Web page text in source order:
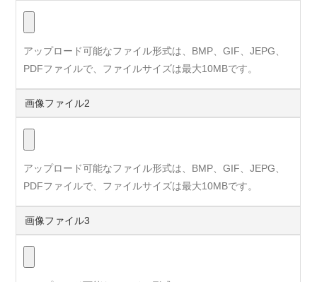
アップロード可能なファイル形式は、BMP、GIF、JEPG、
PDFファイルで、ファイルサイズは最大10MBです。
画像ファイル2
アップロード可能なファイル形式は、BMP、GIF、JEPG、
PDFファイルで、ファイルサイズは最大10MBです。
画像ファイル3